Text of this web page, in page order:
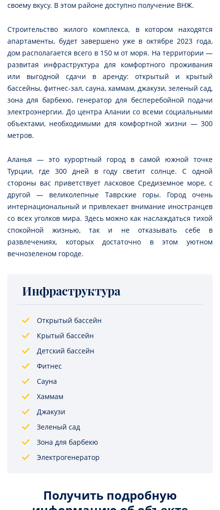
своему вкусу. В этом районе доступно получение ВНЖ.
Строительство жилого комплекса, в котором находятся
апартаменты, будет завершено уже в октябре 2023 года,
дом располагается всего в 150 м от моря. На территории —
развитая инфраструктура для комфортного проживания
или выгодной сдачи в аренду: открытый и крытый
бассейны, фитнес-зал, сауна, хаммам, джакузи, зеленый сад,
зона для барбекю, генератор для бесперебойной подачи
электроэнергии. До центра Алании со всеми социальными
объектами, необходимыми для комфортной жизни — 300
метров.
Аланья — это курортный город в самой южной точке
Турции, где 300 дней в году светит солнце. С одной
стороны вас приветствует ласковое Средиземное море, с
другой — великолепные Таврские горы. Город очень
интернациональный и привлекает внимание иностранцев
со всех уголков мира. Здесь можно как наслаждаться тихой
спокойной жизнью, так и не отказывать себе в
развлечениях, которых достаточно в этом уютном
вечнозеленом городе.
Инфраструктура
Открытый бассейн
Крытый бассейн
Детский бассейн
Фитнес
Сауна
Хаммам
Джакузи
Зеленый сад
Зона для барбекю
Электрогенератор
Получить подробную